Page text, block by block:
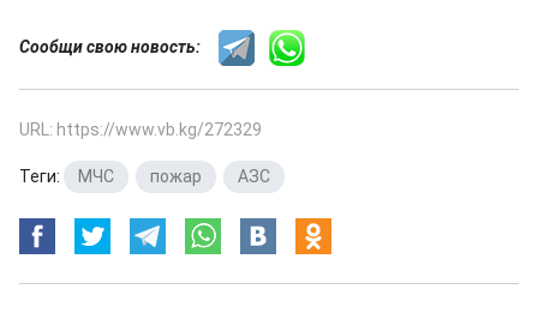
Сообщи свою новость:
URL: https://www.vb.kg/272329
Теги: МЧС пожар АЗС